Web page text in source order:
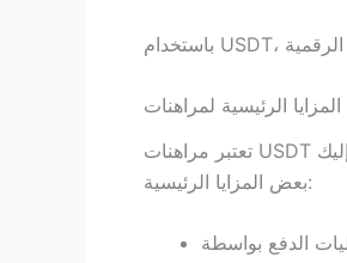
تعتبر مراهنات USDT خيارًا جذابًا للعديد من المراهنين، نظراً للفوائد العديدة التي تقدمها. تتيح لك هذه العملة الرقمية التنقل بسهولة وسرعة بين المنصات المختلفة. إليك
بعض المزايا الرئيسية: